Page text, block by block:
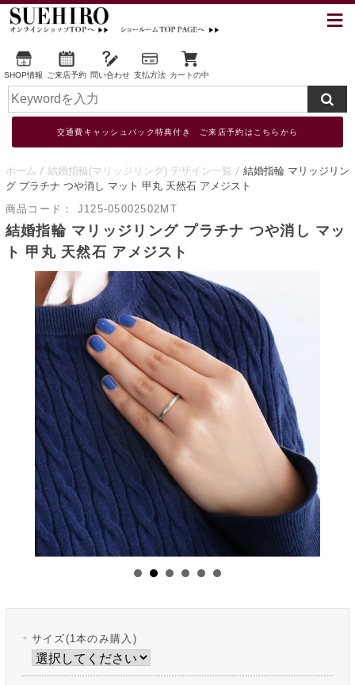
SHOP情報 ご来店予約 問い合わせ 支払方法 カートの中
交通費キャッシュバック特典付き ご来店予約はこちらから
ホーム 結婚指輪(マリッジリング) デザイン一覧
結婚指輪 マリッジリン
グ プラチナ つや消し マット 甲丸 天然石 アメジスト
商品コード：
J125-05002502MT
結婚指輪 マリッジリング プラチナ つや消し マッ
ト 甲丸 天然石 アメジスト
サイズ(1本のみ購入)